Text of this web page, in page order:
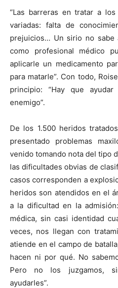
“Las barreras en tratar a
variadas: falta de
prejuicios… Un sirio no
como profesional médico
aplicarle un medicamento
para matarle”. Con todo,
principio: “Hay que
enemigo”.
De los 1.500 heridos
presentado problemas
venido tomando nota del tipo
las dificultades obvias de
casos corresponden a
heridos son atendidos en el
a la dificultad en la
médica, sin casi identidad
veces, nos llegan con
atiende en el campo de
hacen ni por qué. No
Pero no los juzgamos,
ayudarles”.